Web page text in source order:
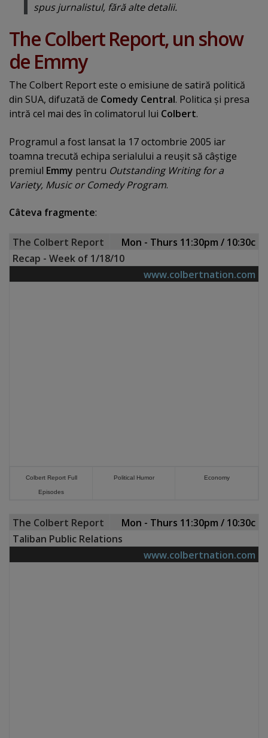
spus jurnalistul, fără alte detalii.
The Colbert Report, un show
de Emmy
The Colbert Report este o emisiune de satiră politică
din SUA, difuzată de Comedy Central. Politica şi presa
intră cel mai des în colimatorul lui Colbert.
Programul a fost lansat la 17 octombrie 2005 iar
toamna trecută echipa serialului a reuşit să câştige
premiul Emmy pentru Outstanding Writing for a
Variety, Music or Comedy Program.
Câteva fragmente:
The Colbert Report
Mon - Thurs 11:30pm / 10:30c
Recap - Week of 1/18/10
www.colbertnation.com
Colbert Report Full
Episodes
Political Humor Economy
The Colbert Report
Mon - Thurs 11:30pm / 10:30c
Taliban Public Relations
www.colbertnation.com